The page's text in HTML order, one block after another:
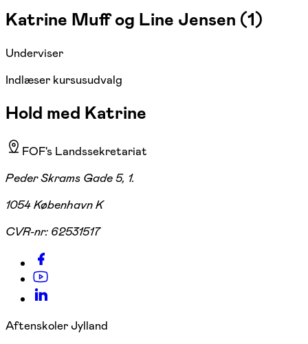
Katrine Muff og Line Jensen (1)
Underviser
Indlæser kursusudvalg
Hold med Katrine
FOF's Landssekretariat
Peder Skrams Gade 5, 1.
1054 København K
CVR-nr: 62531517
Aftenskoler Jylland